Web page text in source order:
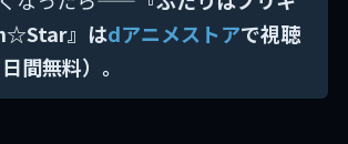
』はdアニメストアで視聴
間無料）。